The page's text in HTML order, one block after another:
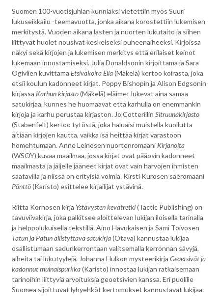
Suomen 100-vuotisjuhlan kunniaksi vietettiin myös Suuri
lukuseikkailu -teemavuotta, jonka aikana korostettiin lukemisen
merkitystä. Vuoden aikana lasten ja nuorten lukutaito ja siihen
liittyvät huolet nousivat keskeiseksi puheenaiheeksi. Kirjoissa
näkyi sekä kirjojen ja lukemisen merkitys että erilaiset keinot
lukemaan innostamiseksi. Julia Donaldsonin kirjoittama ja Sara
Ogivlien kuvittama Etsiväkoira Ella(Mäkelä) kertoo koirasta, joka
etsii koulun kadonneet kirjat. Poppy Bishopin ja Alison Edgsonin
kirjassa Karhun kirjasto(Mäkelä) eläimet lukevat aina samaa
satukirjaa, kunnes he huomaavat että karhulla on enemmänkin
kirjoja ja karhu perustaa kirjaston. Jo Cotterillin Sitruunakirjasto
(Stabenfelt) kertoo tytöstä, joka haluaisi muistella kuollutta
äitiään kirjojen kautta, vaikka isä heittää kirjat varastoon
homehtumaan. Anne Leinosen nuortenromaani Kirjanoita
(WSOY) kuvaa maailmaa, jossa kirjat ovat pääosin kadonneet
maailmasta ja jäljelle jääneet kirjat ovat vain harvojen ihmisten
saatavilla ja niissä on erityisiä voimia. Kirsti Kurosen säeromaani
Pönttö(Karisto) esittelee kirjailijat ystävinä.
Riitta Korhosen kirja Ystävysten kevätretki(Tactic Publishing) on
tavuviivakirja, joka palkitsee aloittelevan lukijan iloisella tarinalla
ja helppolukuisella tekstillä. Aino Havukaisen ja Sami Toivosen
Tatun ja Patun ällistyttävä satukirja(Otava) kannustaa lukijaa
osallistumaan sadunkerrontaan valitsemalla kerronnan sävyjä,
aiheita tai lukutyylejä. Johanna Hulkon mysteerikirja Geoetsivät ja
kadonnut muinaispurkka(Karisto) innostaa lukijan ratkaisemaan
tarinoihin liittyviä arvoituksia geoetsivien kanssa. Eri puolille
Suomea sijoittuvat lyhyehköt kertomukset kannustavat lukijaa.